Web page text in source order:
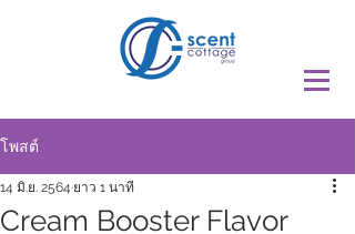
โพสต์
Cream Booster Flavor
14 มิ.ย. 2564 ยาว 1 นาที